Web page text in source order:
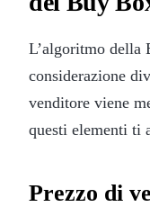
L’algoritmo della
considerazione
venditore viene
questi elementi ti
Prezzo di